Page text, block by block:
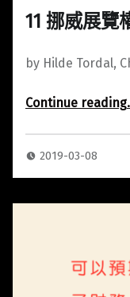
11 挪威展覽
by Hilde Tordal,
Continue reading“11 挪威
2019-03-08